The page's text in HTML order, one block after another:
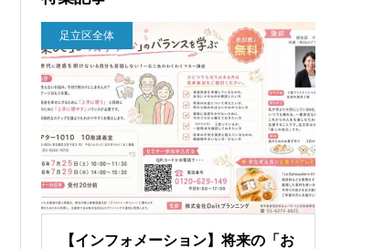
足立区全体
【インフォメーション】将来の「お